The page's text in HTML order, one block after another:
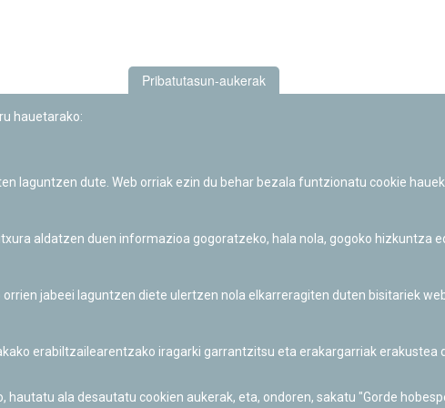
Pribatutasun-aukerak
hauetarako:
laguntzen dute. Web orriak ezin du behar bezala funtzionatu cookie hauek
aldatzen duen informazioa gogoratzeko, hala nola, gogoko hizkuntza
jabeei laguntzen diete ulertzen nola elkarreragiten duten bisitariek
erabiltzailearentzako iragarki garrantzitsu eta erakargarriak erakustea
ala desautatu cookien aukerak, eta, ondoren, sakatu "Gorde